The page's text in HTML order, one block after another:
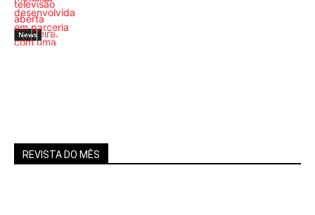
News
REVISTA DO MÊS